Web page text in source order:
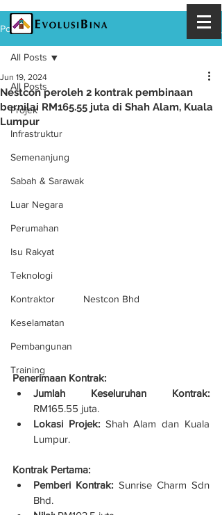
Post
All Posts
Projek
Infrastruktur
Semenanjung
Sabah & Sarawak
Luar Negara
Perumahan
Isu Rakyat
Teknologi
Kontraktor
Keselamatan
Pembangunan
Training
All Posts
Nestcon peroleh 2 kontrak pembinaan
bernilai RM165.55 juta di Shah Alam, Kuala
Lumpur
Jun 19, 2024
Nestcon Bhd
Penerimaan Kontrak:
Jumlah Keseluruhan Kontrak:
RM165.55 juta.
Lokasi Projek: Shah Alam dan Kuala
Lumpur.
Kontrak Pertama:
Pemberi Kontrak: Sunrise Charm Sdn
Bhd.